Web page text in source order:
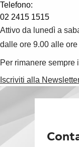
Telefono:
02 2415 1515
Attivo da lunedì a
dalle ore 9.00 alle
Per rimanere sempre
Iscriviti alla